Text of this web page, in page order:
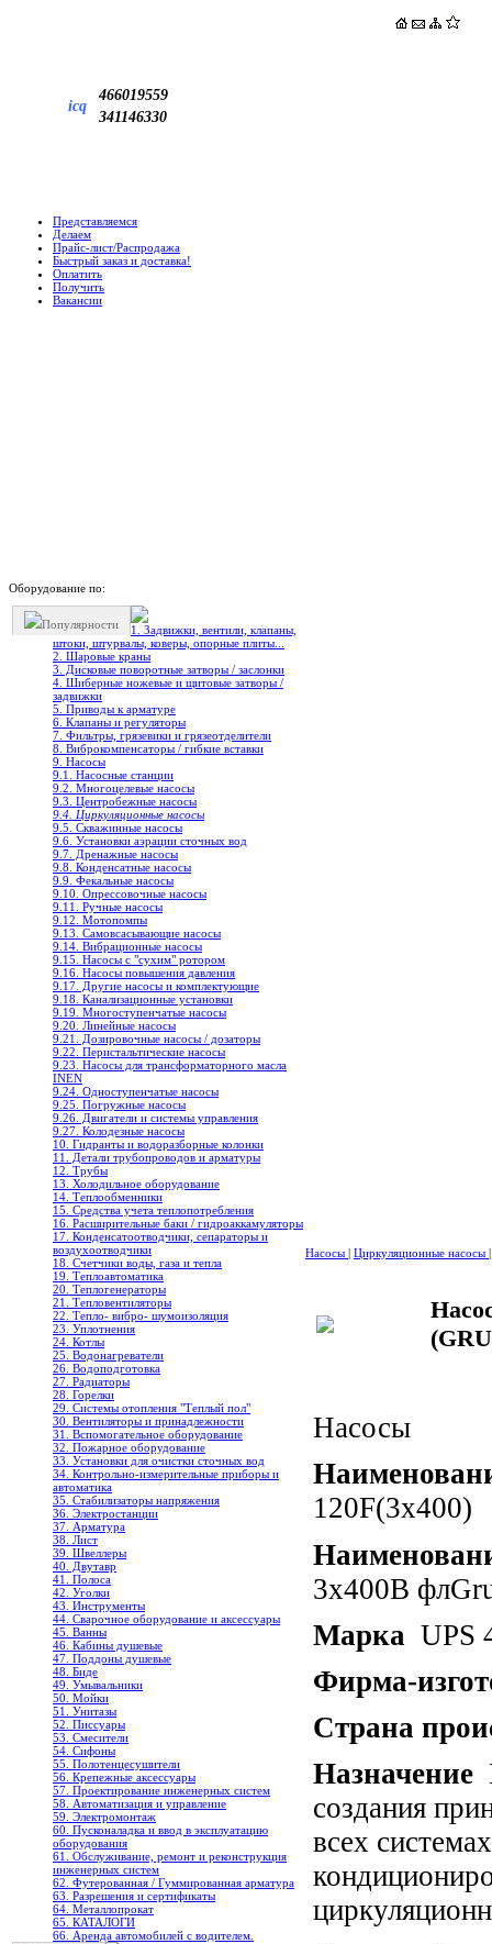
icq
466019559
341146330
Представляемся
Делаем
Прайс-лист/Распродажа
Быстрый заказ и доставка!
Оплатить
Получить
Вакансии
Оборудование по:
Популярности
1. Задвижки, вентили, клапаны,
штоки, штурвалы, коверы, опорные плиты...
2. Шаровые краны
3. Дисковые поворотные затворы / заслонки
4. Шиберные ножевые и щитовые затворы /
задвижки
5. Приводы к арматуре
6. Клапаны и регуляторы
7. Фильтры, грязевики и грязеотделители
8. Виброкомпенсаторы / гибкие вставки
9. Насосы
9.1. Насосные станции
9.2. Многоцелевые насосы
9.3. Центробежные насосы
9.4. Циркуляционные насосы
9.5. Скважинные насосы
9.6. Установки аэрации сточных вод
9.7. Дренажные насосы
9.8. Конденсатные насосы
9.9. Фекальные насосы
9.10. Опрессовочные насосы
9.11. Ручные насосы
9.12. Мотопомпы
9.13. Самовсасывающие насосы
9.14. Вибрационные насосы
9.15. Насосы с "сухим" ротором
9.16. Насосы повышения давления
9.17. Другие насосы и комплектующие
9.18. Канализационные установки
9.19. Многоступенчатые насосы
9.20. Линейные насосы
9.21. Дозировочные насосы / дозаторы
9.22. Перистальтические насосы
9.23. Насосы для трансформаторного масла
INEN
9.24. Одноступенчатые насосы
9.25. Погружные насосы
9.26. Двигатели и системы управления
9.27. Колодезные насосы
10. Гидранты и водоразборные колонки
11. Детали трубопроводов и арматуры
12. Трубы
13. Холодильное oборудование
14. Теплообменники
15. Средства учета теплопотребления
16. Расширительные баки / гидроаккамуляторы
17. Конденсатоотводчики, сепараторы и
воздухоотводчики
18. Счетчики воды, газа и тепла
19. Теплоавтоматика
20. Теплогенераторы
21. Тепловентиляторы
22. Тепло- вибро- шумоизоляция
23. Уплотнения
24. Котлы
25. Водонагреватели
26. Водоподготовка
27. Радиаторы
28. Горелки
29. Системы отопления "Теплый пол"
30. Вентиляторы и принадлежности
31. Вспомогательное оборудование
32. Пожарное оборудование
33. Установки для очистки сточных вод
34. Контрольно-измерительные приборы и
автоматика
35. Стабилизаторы напряжения
36. Электростанции
37. Арматура
38. Лист
39. Швеллеры
40. Двутавр
41. Полоса
42. Уголки
43. Инструменты
44. Сварочное оборудование и аксессуары
45. Ванны
46. Кабины душевые
47. Поддоны душевые
48. Биде
49. Умывальники
50. Мойки
51. Унитазы
52. Писсуары
53. Смесители
54. Сифоны
55. Полотенцесушители
56. Крепежные аксессуары
57. Проектирование инженерных систем
58. Автоматизация и управление
59. Электромонтаж
60. Пусконаладка и ввод в эксплуатацию
оборудования
61. Обслуживание, ремонт и реконструкция
инженерных систем
62. Футерованная / Гуммированная арматура
63. Разрешения и сертификаты
64. Металлопрокат
65. КАТАЛОГИ
66. Аренда автомобилей с водителем.
Насосы | Циркуляционные насосы |
Насосы
120F(3х400)
3х400В
Марка UPS
Фирма-
Страна
Назначение
создания
всех